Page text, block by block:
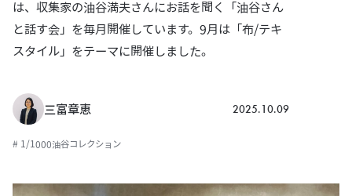
は、収集家の油谷満夫さんにお話を聞く「油谷さん
と話す会」を毎月開催しています。9月は「布/テキ
スタイル」をテーマに開催しました。
三富章恵 2025.10.09
# 1/1000油谷コレクション